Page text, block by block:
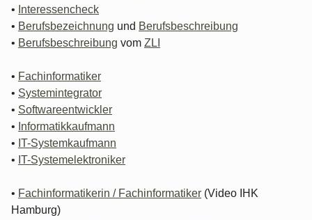
• Interessencheck
• Berufsbezeichnung und Berufsbeschreibung
• Berufsbeschreibung vom ZLI
• Fachinformatiker
• Systemintegrator
• Softwareentwickler
• Informatikkaufmann
• IT-Systemkaufmann
• IT-Systemelektroniker
• Fachinformatikerin / Fachinformatiker (Video IHK
Hamburg)